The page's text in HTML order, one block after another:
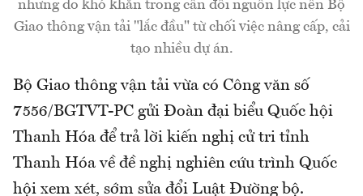
nhưng do khó khăn trong cân đối nguồn lực nên Bộ
Giao thông vận tải "lắc đầu" từ chối việc nâng cấp, cải
tạo nhiều dự án.
Bộ Giao thông vận tải vừa có Công văn số
7556/BGTVT-PC gửi Đoàn đại biểu Quốc hội
Thanh Hóa để trả lời kiến nghị cử tri tỉnh
Thanh Hóa về đề nghị nghiên cứu trình Quốc
hội xem xét, sớm sửa đổi Luật Đường bộ.